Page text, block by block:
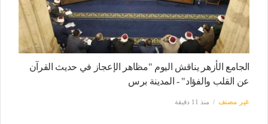
الجامع الأزهر يناقش اليوم "مظاهر الإعجاز في حديث القرآن
عن القلب والفؤاد" - المدينة برس
غير مصنف منذ 11 دقيقة